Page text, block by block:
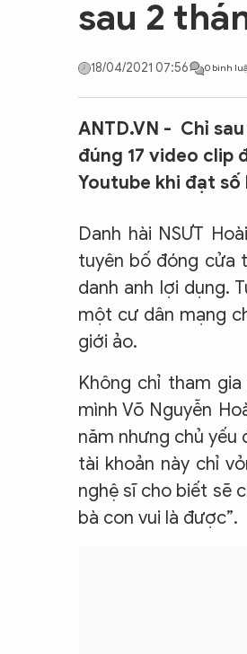
CON
sau 2
18/04/2021 07:56 0 bình
ANTD.VN - Chỉ
đúng 17 video clip
Youtube khi đạt
Danh hài NSƯT
tuyên bố đóng cửa
danh anh lợi dụng.
một cư dân mạng
giới ảo.
Không chỉ tham
mình Võ Nguyễn
năm nhưng chủ yếu
tài khoản này chỉ
nghệ sĩ cho biết sẽ
bà con vui là được”.